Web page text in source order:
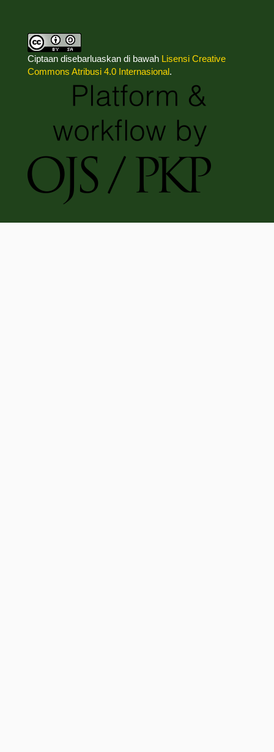
Ciptaan disebarluaskan di bawah Lisensi Creative
Commons Atribusi 4.0 Internasional.